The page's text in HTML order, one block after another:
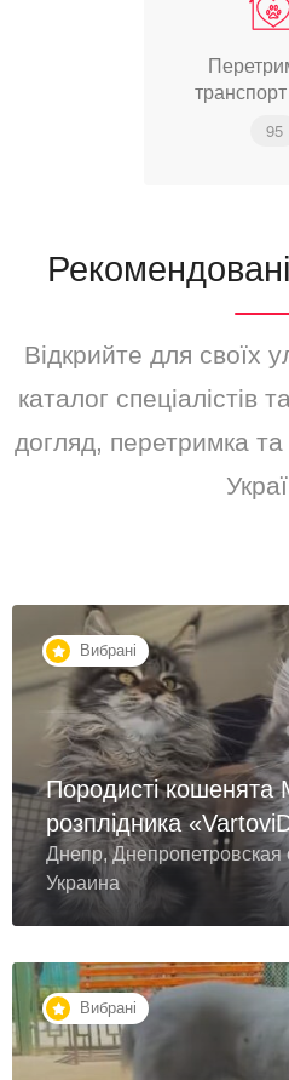
95
Відкрийте для своїх
каталог спеціалістів
догляд, перетримка та
Вибрані
Породисті кошенята
розплідника
Днепр, Днепропетровская
Украина
Вибрані